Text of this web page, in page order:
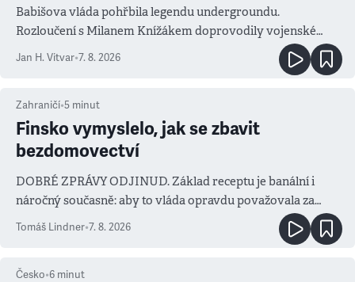
Babišova vláda pohřbila legendu undergroundu.
Rozloučení s Milanem Knížákem doprovodily vojenské
Jan H. Vitvar•7. 8. 2026
Zahraničí•5 minut
Finsko vymyslelo, jak se zbavit
bezdomovectví
DOBRÉ ZPRÁVY ODJINUD. Základ receptu je banální i
náročný současně: aby to vláda opravdu považovala za
Tomáš Lindner•7. 8. 2026
Česko•6 minut